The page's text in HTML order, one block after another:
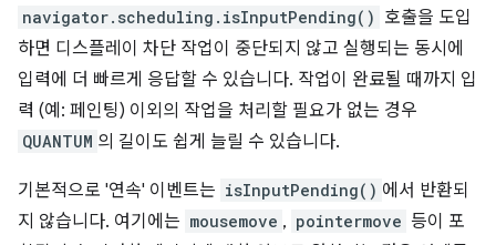
navigator.scheduling.isInputPending() 호출을 도입
하면 디스플레이 차단 작업이 중단되지 않고 실행되는 동시에
입력에 더 빠르게 응답할 수 있습니다. 작업이 완료될 때까지 입
력 (예: 페인팅) 이외의 작업을 처리할 필요가 없는 경우
QUANTUM 의 길이도 쉽게 늘릴 수 있습니다.
기본적으로 '연속' 이벤트는 isInputPending() 에서 반환되
지 않습니다. 여기에는 mousemove , pointermove 등이 포